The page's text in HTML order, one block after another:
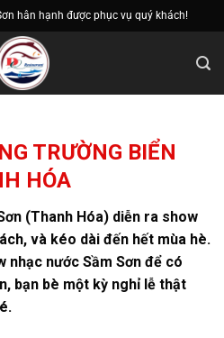
hân hạnh được phục vụ quý khách!
TRƯỜNG BIỂN
HÓA
(Thanh Hóa) diễn ra show
và kéo dài đến hết mùa hè.
nhạc nước Sầm Sơn để có
bạn bè một kỳ nghỉ lễ thật